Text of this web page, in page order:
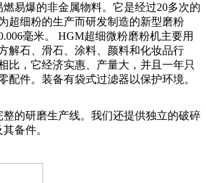
易爆的非金属物料。它是经过20多次的
超细粉的生产而研发制造的新型磨粉
毫米。 HGM超细微粉磨粉机主要用
解石、滑石、涂料、颜料和化妆品行
比，它经济实惠、产量大，并且一年只
配件。装备有袋式过滤器以保护环境。
的研磨生产线。我们还提供独立的破碎
备件。